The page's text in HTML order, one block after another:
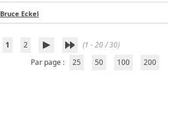
Bruce Eckel
1 2
(1 - 20 / 30)
Par page :
25 50 100 200